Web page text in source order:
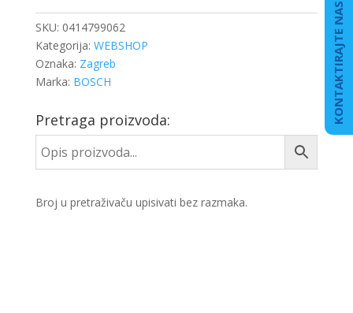
SKU: 0414799062
Kategorija: WEBSHOP
Oznaka: Zagreb
Marka: BOSCH
Pretraga proizvoda:
Broj u pretraživaču upisivati bez razmaka.
KONTAKTIRAJTE NAS